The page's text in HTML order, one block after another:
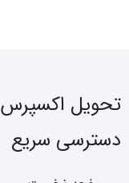
تحویل اکسپرس
دسترسی سریع